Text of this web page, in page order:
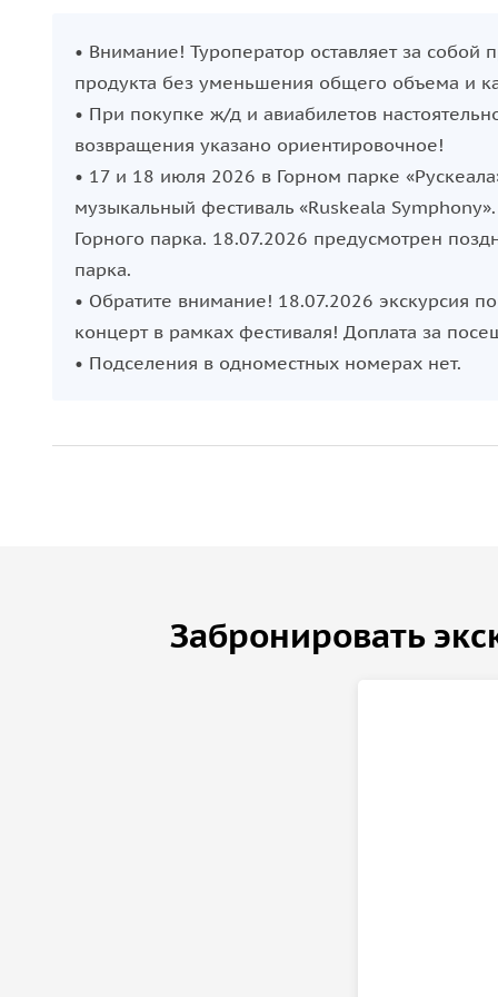
• Внимание! Туроператор оставляет за собой
продукта без уменьшения общего объема и
• При покупке ж/д и авиабилетов
возвращения указано ориентировочное!
• 17 и 18 июля 2026 в Горном парке
музыкальный фестиваль «Ruskeala
Горного парка. 18.07.2026 предусмотрен
парка.
• Обратите внимание! 18.07.2026 экскурсия
концерт в рамках фестиваля! Доплата за
• Подселения в одноместных номерах нет.
Забронировать